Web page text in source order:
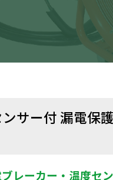
サー付 漏電保
レーカー・温度セ